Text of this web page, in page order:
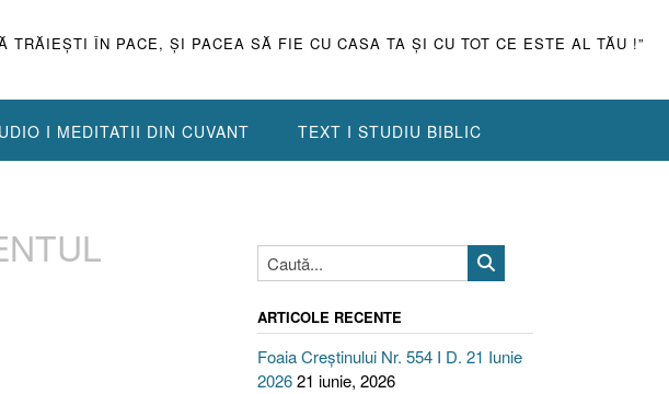
TRĂIEŞTI ÎN PACE, ŞI PACEA SĂ FIE CU CASA TA ŞI CU TOT CE ESTE AL TĂU !”
I MEDITATII DIN CUVANT TEXT I STUDIU BIBLIC
ARTICOLE RECENTE
Foaia Creștinului Nr. 554 I D. 21 Iunie
202621 iunie, 2026